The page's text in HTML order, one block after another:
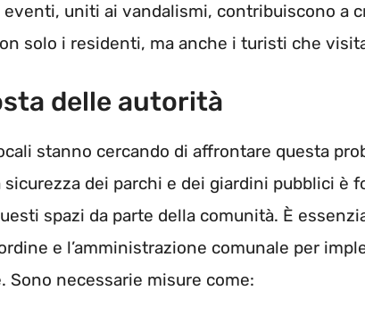
eventi, uniti ai vandalismi, contribuiscono a
solo i residenti, ma anche i turisti che
delle autorità
stanno cercando di affrontare questa
sicurezza dei parchi e dei giardini pubblici è
spazi da parte della comunità. È
e l’amministrazione comunale per
Sono necessarie misure come: